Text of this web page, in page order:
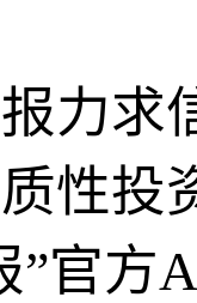
力求
性投
”官方